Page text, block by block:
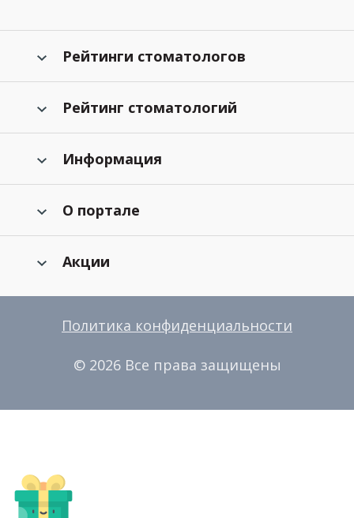
Рейтинги стоматологов
Рейтинг стоматологий
Информация
О портале
Акции
Политика конфиденциальности
© 2026 Все права защищены